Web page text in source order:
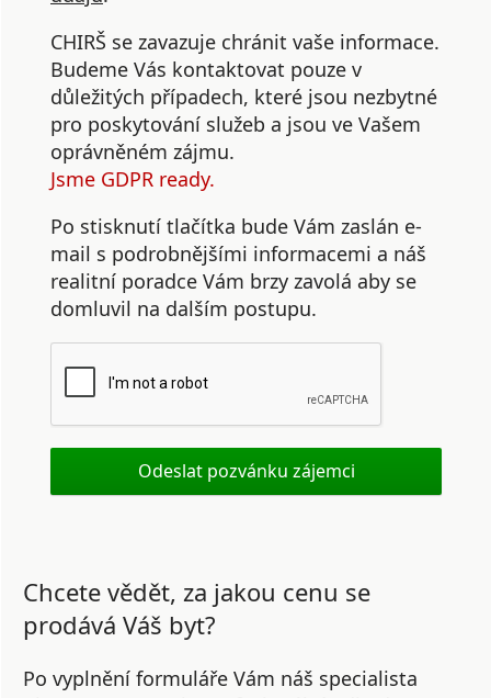
CHIRŠ se zavazuje chránit vaše informace.
Budeme Vás kontaktovat pouze v
důležitých případech, které jsou nezbytné
pro poskytování služeb a jsou ve Vašem
oprávněném zájmu.
Jsme GDPR ready.
Po stisknutí tlačítka bude Vám zaslán e-
mail s podrobnějšími informacemi a náš
realitní poradce Vám brzy zavolá aby se
domluvil na dalším postupu.
Chcete vědět, za jakou cenu se
prodává Váš byt?
Po vyplnění formuláře Vám náš specialista